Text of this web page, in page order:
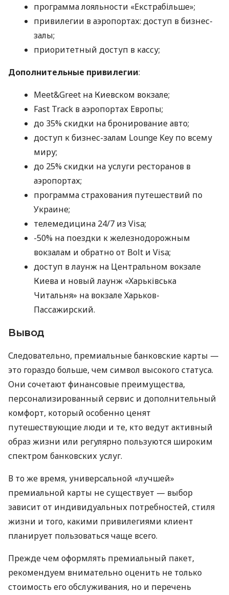
программа лояльности «Екстрабільше»;
привилегии в аэропортах: доступ в бизнес-
залы;
приоритетный доступ в кассу;
Дополнительные привилегии:
Meet&Greet на Киевском вокзале;
Fast Track в аэропортах Европы;
до 35% скидки на бронирование авто;
доступ к бизнес-залам Lounge Key по всему
миру;
до 25% скидки на услуги ресторанов в
аэропортах;
программа страхования путешествий по
Украине;
телемедицина 24/7 из Visa;
-50% на поездки к железнодорожным
вокзалам и обратно от Bolt и Visa;
доступ в лаунж на Центральном вокзале
Киева и новый лаунж «Харьківська
Читальня» на вокзале Харьков-
Пассажирский.
Вывод
Следовательно, премиальные банковские карты —
это гораздо больше, чем символ высокого статуса.
Они сочетают финансовые преимущества,
персонализированный сервис и дополнительный
комфорт, который особенно ценят
путешествующие люди и те, кто ведут активный
образ жизни или регулярно пользуются широким
спектром банковских услуг.
В то же время, универсальной «лучшей»
премиальной карты не существует — выбор
зависит от индивидуальных потребностей, стиля
жизни и того, какими привилегиями клиент
планирует пользоваться чаще всего.
Прежде чем оформлять премиальный пакет,
рекомендуем внимательно оценить не только
стоимость его обслуживания, но и перечень